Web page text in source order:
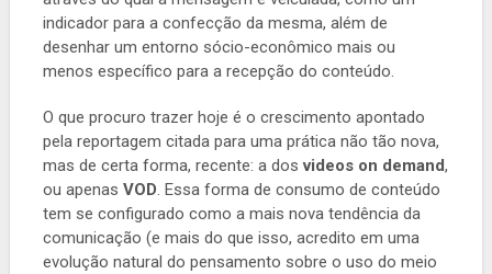
indicador para a confecção da mesma, além de
desenhar um entorno sócio-econômico mais ou
menos específico para a recepção do conteúdo.
O que procuro trazer hoje é o crescimento apontado
pela reportagem citada para uma prática não tão nova,
mas de certa forma, recente: a dosvideos on demand,
ou apenas VOD. Essa forma de consumo de conteúdo
tem se configurado como a mais nova tendência da
comunicação (e mais do que isso, acredito em uma
evolução natural do pensamento sobre o uso do meio